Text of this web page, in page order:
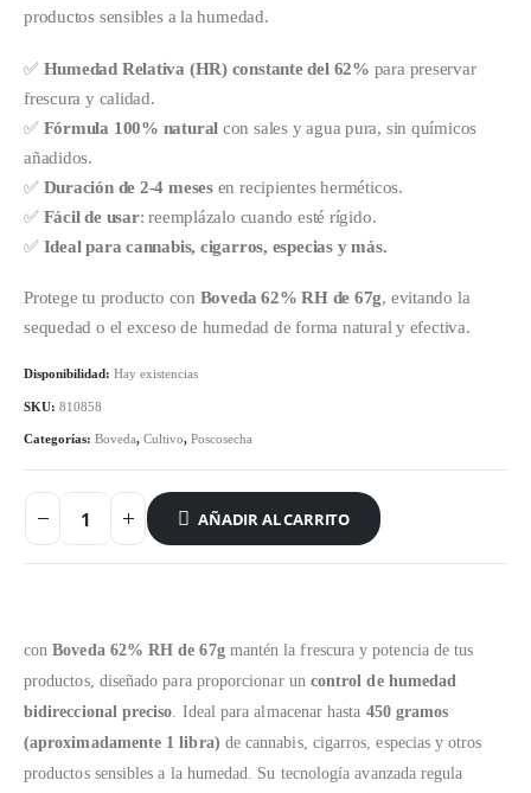
productos sensibles a la humedad.
✅ Humedad Relativa (HR) constante del 62% para preservar
frescura y calidad.
✅ Fórmula 100% natural con sales y agua pura, sin químicos
añadidos.
✅ Duración de 2-4 mesesen recipientes herméticos.
✅ Fácil de usar: reemplázalo cuando esté rígido.
✅ Ideal para cannabis, cigarros, especias y más.
Protege tu producto con Boveda 62% RH de 67g, evitando la
sequedad o el exceso de humedad de forma natural y efectiva.
Disponibilidad: Hay existencias
SKU: 810858
Categorías: Boveda, Cultivo, Poscosecha
AÑADIR AL CARRITO
conBoveda 62% RH de 67g ​mantén la frescura y potencia de tus
productos, diseñado para proporcionar un control de humedad
bidireccional preciso Ideal para almacenar hasta 450 gramos
(aproximadamente 1 libra) de cannabis, cigarros, especias y otros
productos sensibles a la humedad.
Su tecnología avanzada regula